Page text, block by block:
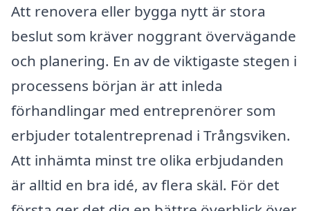
Att renovera eller bygga nytt är stora
beslut som kräver noggrant övervägande
och planering. En av de viktigaste stegen i
processens början är att inleda
förhandlingar med entreprenörer som
erbjuder totalentreprenad i Trångsviken.
Att inhämta minst tre olika erbjudanden
är alltid en bra idé, av flera skäl. För det